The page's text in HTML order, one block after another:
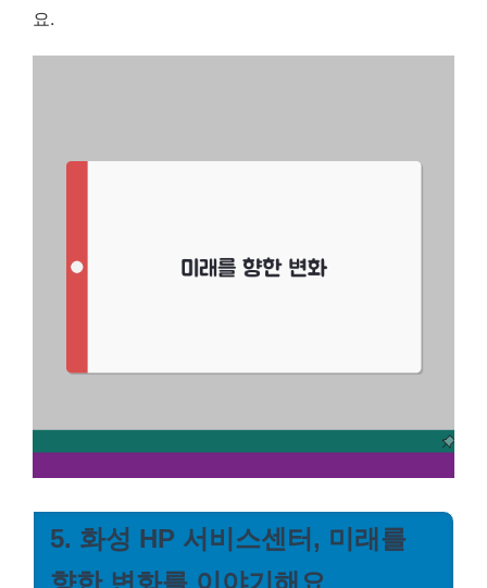
요.
5. 화성 HP 서비스센터, 미래를
향한 변화를 이야기해요